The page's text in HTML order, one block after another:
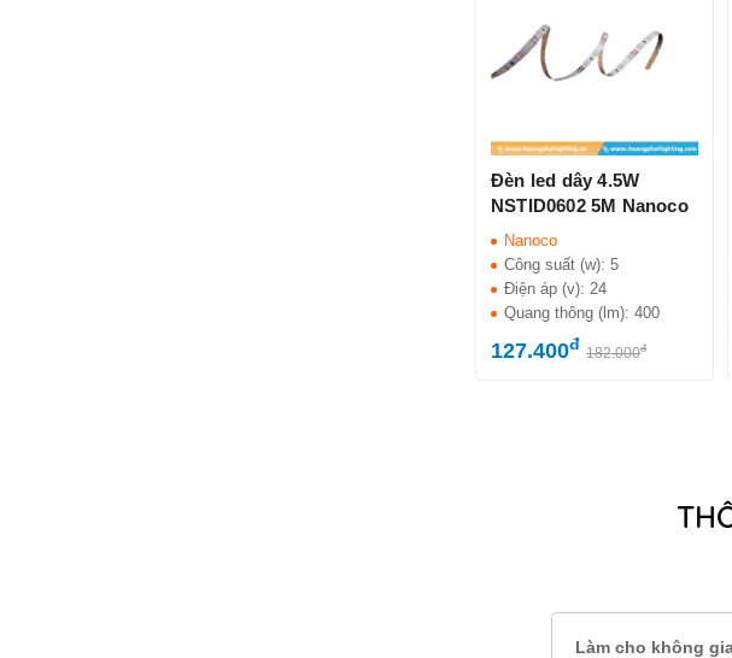
Đèn led dây 4.5W
NSTID0602 5M Nanoco
Nanoco
Công suất (w):5
Điện áp (v): 24
Quang thông (lm):400
127.400đ 182.000đ
Làm cho không